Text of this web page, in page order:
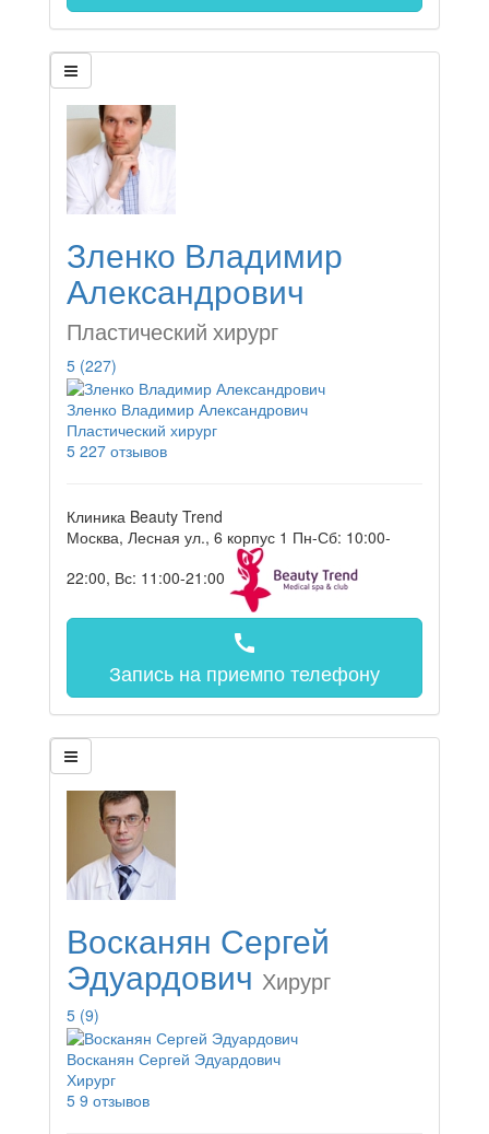
Зленко Владимир
Александрович
Пластический хирург
5 (227)
Зленко Владимир Александрович
Пластический хирург
5 227 отзывов
Клиника Beauty Trend
Москва, Лесная ул., 6 корпус 1 Пн-Сб: 10:00-
22:00, Вс: 11:00-21:00
call
Запись на приемпо телефону
Восканян Сергей
Эдуардович Хирург
5 (9)
Восканян Сергей Эдуардович
Хирург
5 9 отзывов